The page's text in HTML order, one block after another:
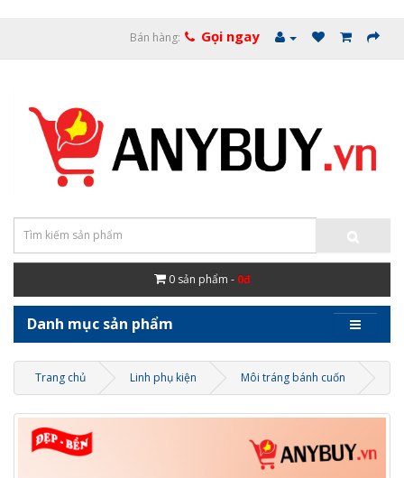
Bán hàng: Gọi ngay
0 sản phẩm - 0đ
Danh mục sản phẩm
Trang chủ Linh phụ kiện Môi tráng bánh cuốn